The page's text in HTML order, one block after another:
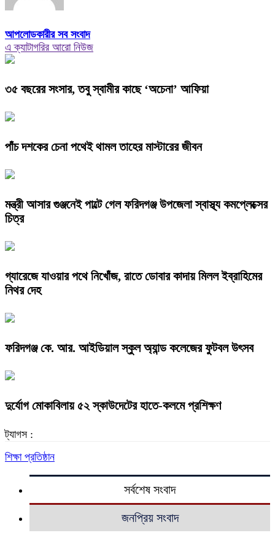
আপলোডকারীর সব সংবাদ
এ ক্যাটাগরির আরো নিউজ
৩৫ বছরের সংসার, তবু স্বামীর কাছে ‘অচেনা’ আফিয়া
পাঁচ দশকের চেনা পথেই থামল তাহের মাস্টারের জীবন
মন্ত্রী আসার গুঞ্জনেই পাল্টে গেল ফরিদগঞ্জ উপজেলা স্বাস্থ্য কমপ্লেক্সের
চিত্র
গ্যারেজে যাওয়ার পথে নিখোঁজ, রাতে ডোবার কাদায় মিলল ইব্রাহিমের
নিথর দেহ
ফরিদগঞ্জ কে. আর. আইডিয়াল স্কুল অ্যান্ড কলেজের ফুটবল উৎসব
দুর্যোগ মোকাবিলায় ৫২ স্কাউদেটের হাতে-কলমে প্রশিক্ষণ
ট্যাগস :
শিক্ষা প্রতিষ্ঠান
সর্বশেষ সংবাদ
জনপ্রিয় সংবাদ